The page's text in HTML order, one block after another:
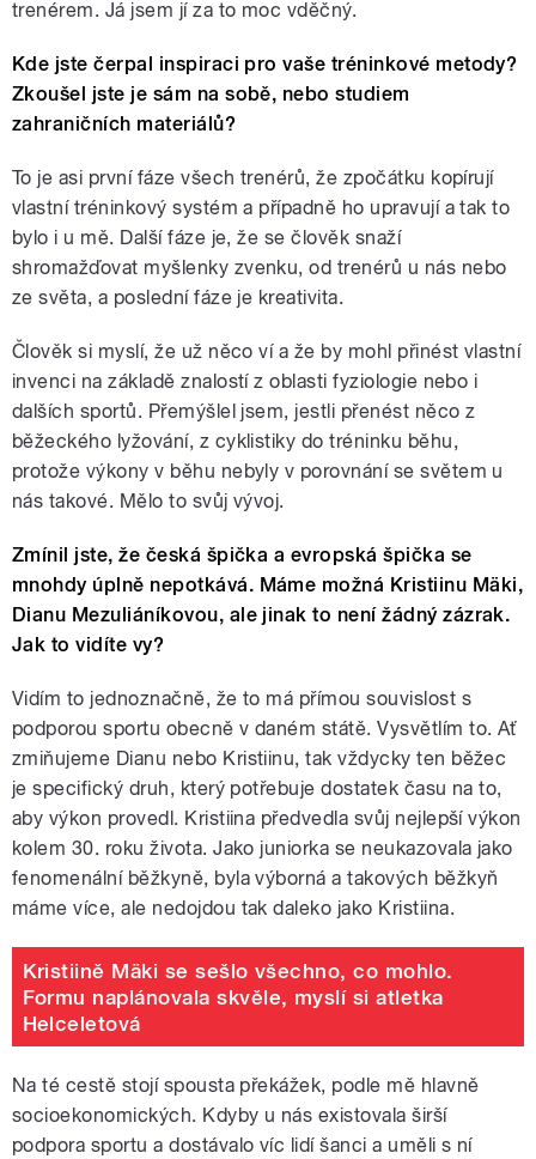
trenérem. Já jsem jí za to moc vděčný.
Kde jste čerpal inspiraci pro vaše tréninkové metody?
Zkoušel jste je sám na sobě, nebo studiem
zahraničních materiálů?
To je asi první fáze všech trenérů, že zpočátku kopírují
vlastní tréninkový systém a případně ho upravují a tak to
bylo i u mě. Další fáze je, že se člověk snaží
shromažďovat myšlenky zvenku, od trenérů u nás nebo
ze světa, a poslední fáze je kreativita.
Člověk si myslí, že už něco ví a že by mohl přinést vlastní
invenci na základě znalostí z oblasti fyziologie nebo i
dalších sportů. Přemýšlel jsem, jestli přenést něco z
běžeckého lyžování, z cyklistiky do tréninku běhu,
protože výkony v běhu nebyly v porovnání se světem u
nás takové. Mělo to svůj vývoj.
Zmínil jste, že česká špička a evropská špička se
mnohdy úplně nepotkává. Máme možná Kristiinu Mäki,
Dianu Mezuliáníkovou, ale jinak to není žádný zázrak.
Jak to vidíte vy?
Vidím to jednoznačně, že to má přímou souvislost s
podporou sportu obecně v daném státě. Vysvětlím to. Ať
zmiňujeme Dianu nebo Kristiinu, tak vždycky ten běžec
je specifický druh, který potřebuje dostatek času na to,
aby výkon provedl. Kristiina předvedla svůj nejlepší výkon
kolem 30. roku života. Jako juniorka se neukazovala jako
fenomenální běžkyně, byla výborná a takových běžkyň
máme více, ale nedojdou tak daleko jako Kristiina.
Kristiině Mäki se sešlo všechno, co mohlo.
Formu naplánovala skvěle, myslí si atletka
Helceletová
Na té cestě stojí spousta překážek, podle mě hlavně
socioekonomických. Kdyby u nás existovala širší
podpora sportu a dostávalo víc lidí šanci a uměli s ní